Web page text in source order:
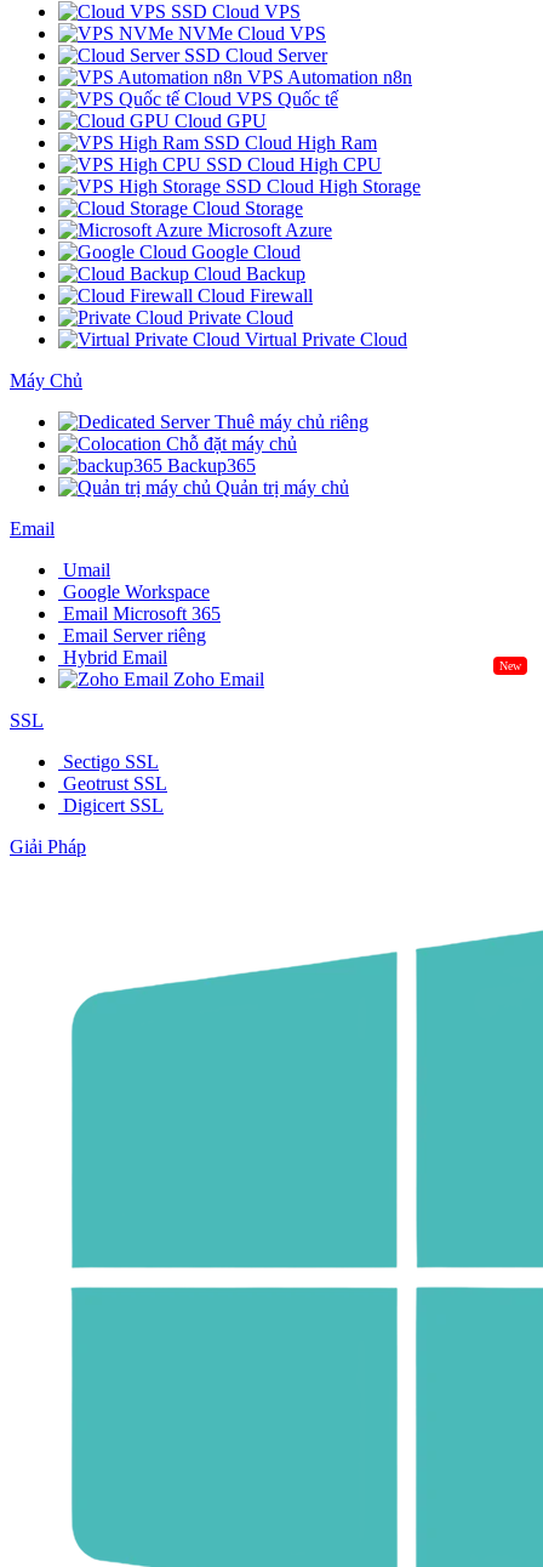
SSD Cloud VPS
NVMe Cloud VPS
SSD Cloud Server
VPS Automation n8n
Cloud VPS Quốc tế
Cloud GPU
SSD Cloud High Ram
SSD Cloud High CPU
SSD Cloud High Storage
Cloud Storage
Microsoft Azure
Google Cloud
Cloud Backup
Cloud Firewall
Private Cloud
Virtual Private Cloud
Máy Chủ
Thuê máy chủ riêng
Chỗ đặt máy chủ
Backup365
Quản trị máy chủ
Email
Umail
Google Workspace
Email Microsoft 365
Email Server riêng
Hybrid Email
New
Zoho Email
SSL
Sectigo SSL
Geotrust SSL
Digicert SSL
Giải Pháp